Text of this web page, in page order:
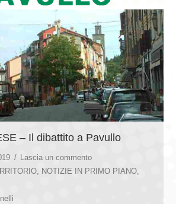
– Il dibattito a Pavullo
Lascia un commento
, NOTIZIE IN PRIMO PIANO,